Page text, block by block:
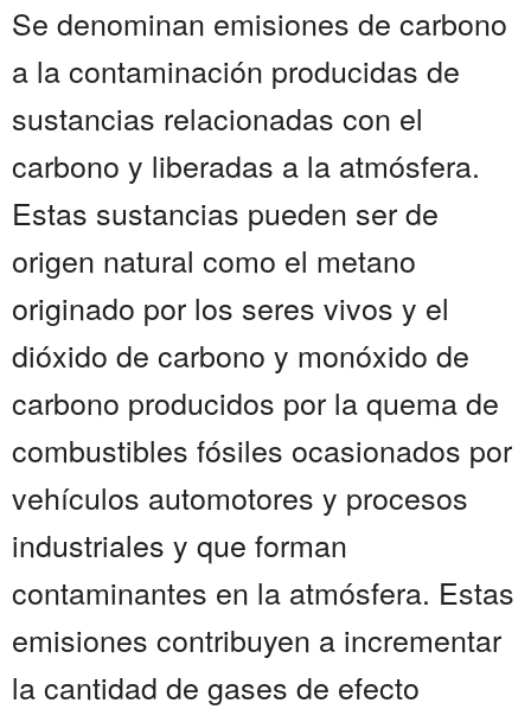
Se denominan emisiones de carbono
a la contaminación producidas de
sustancias relacionadas con el
carbono y liberadas a la atmósfera.
Estas sustancias pueden ser de
origen natural como el metano
originado por los seres vivos y el
dióxido de carbono y monóxido de
carbono producidos por la quema de
combustibles fósiles ocasionados por
vehículos automotores y procesos
industriales y que forman
contaminantes en la atmósfera. Estas
emisiones contribuyen a incrementar
la cantidad de gases de efecto